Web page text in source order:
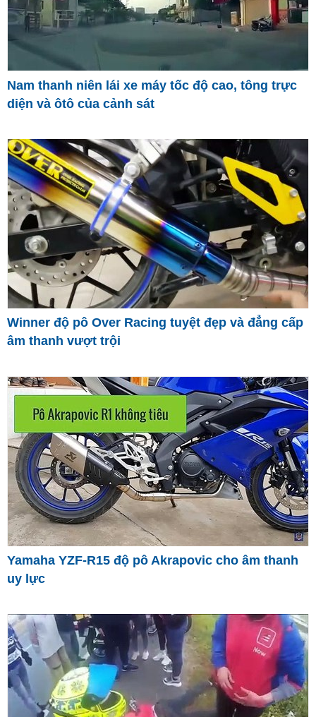
Nam thanh niên lái xe máy tốc độ cao, tông trực
diện và ôtô của cảnh sát
Winner độ pô Over Racing tuyệt đẹp và đẳng cấp
âm thanh vượt trội
Yamaha YZF-R15 độ pô Akrapovic cho âm thanh
uy lực